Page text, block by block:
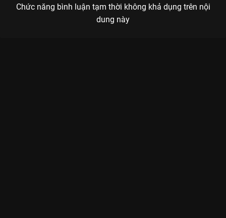
Chức năng bình luận tạm thời không khả dụng trên nội
dung này